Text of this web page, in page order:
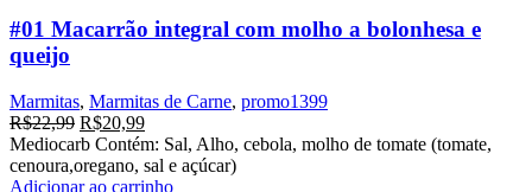
#01 Macarrão integral com molho a bolonhesa e
queijo
Marmitas, Marmitas de Carne, promo1399
R$22,99 O
preço
original
era:
R$20,99O
preço
atual
é:
Mediocarb Contém: Sal, Alho, cebola, molho de tomate (tomate,
cenoura,oregano, sal e açúcar)
Adicionar ao carrinho